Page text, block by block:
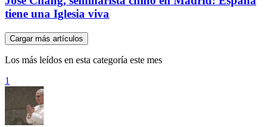
tiene una Iglesia viva
Cargar más artículos
Los más leídos en esta categoría este mes
1